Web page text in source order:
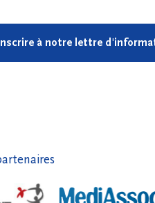
à notre lettre